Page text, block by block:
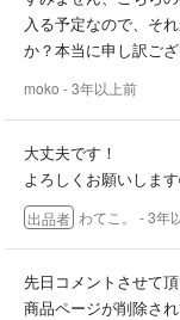
入る予定なので、そ
か？本当に申し訳ござ
moko - 3年以上前
大丈夫です！
よろしくお願いしま
出品者 わてこ。 - 3年
先日コメントさせて頂
商品ページが削除さ